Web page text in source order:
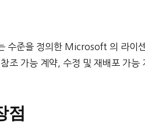
수준을 정의한 Microsoft 의 라이
가능 계약, 수정 및 재배포 가능
점